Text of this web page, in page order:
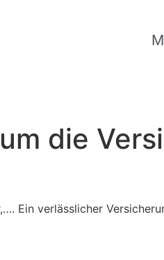
die
Ein verlässlicher